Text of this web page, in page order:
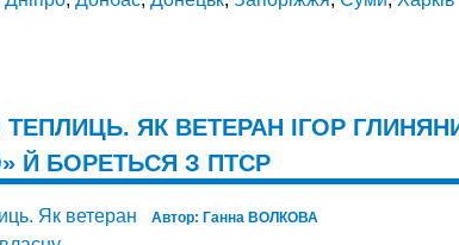
ТЕПЛИЦЬ. ЯК ВЕТЕРАН ІГОР
Й БОРЕТЬСЯ З ПТСР
Автор: Ганна ВОЛКОВА